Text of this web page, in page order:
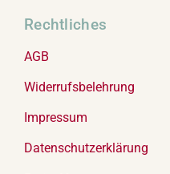
Rechtliches
AGB
Widerrufsbelehrung
Impressum
Datenschutzerklärung